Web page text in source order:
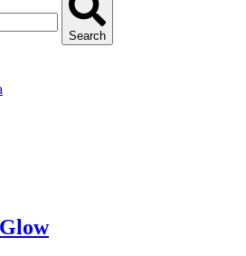
Search